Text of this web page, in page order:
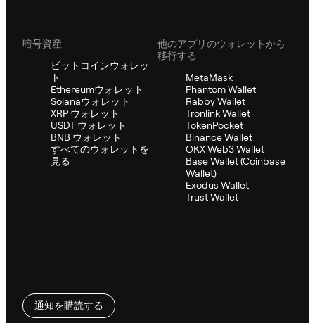
暗号資産
ビットコインウォレッ
ト
Ethereumウォレット
Solanaウォレット
XRP ウォレット
USDT ウォレット
BNB ウォレット
すべてのウォレットを
見る
他のアプリのウォレットから
移行する
MetaMask
Phantom Wallet
Rabby Wallet
Tronlink Wallet
TokenPocket
Binance Wallet
OKX Web3 Wallet
Base Wallet (Coinbase
Wallet)
Exodus Wallet
Trust Wallet
通知を購読する